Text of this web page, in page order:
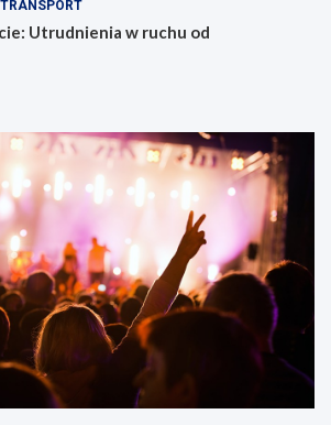
TRANSPORT
Utrudnienia w ruchu od